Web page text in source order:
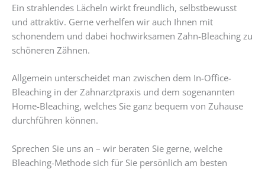
Ein strahlendes Lächeln wirkt freundlich, selbstbewusst
und attraktiv. Gerne verhelfen wir auch Ihnen mit
schonendem und dabei hochwirksamen Zahn-Bleaching zu
schöneren Zähnen.
Allgemein unterscheidet man zwischen dem In-Office-
Bleaching in der Zahnarztpraxis und dem sogenannten
Home-Bleaching, welches Sie ganz bequem von Zuhause
durchführen können.
Sprechen Sie uns an – wir beraten Sie gerne, welche
Bleaching-Methode sich für Sie persönlich am besten